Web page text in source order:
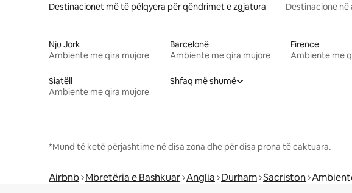
Destinacionet më të pëlqyera për qëndrimet e zgjatura Destinacione në
Nju Jork
Ambiente me qira mujore
Barcelonë
Ambiente me qira mujore
Firence
Ambiente me
Siatëll
Ambiente me qira mujore
Shfaq më shumë
*Mund të ketë përjashtime në disa zona dhe për disa prona të caktuara.
Airbnb Mbretëria e Bashkuar Anglia Durham Sacriston